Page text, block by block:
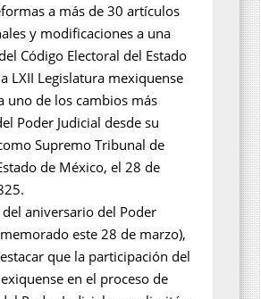
a más de 30 artículos
y modificaciones a una
Código Electoral del Estado
LXII Legislatura mexiquense
uno de los cambios más
Poder Judicial desde su
Supremo Tribunal de
de México, el 28 de
del aniversario del Poder
este 28 de marzo),
que la participación del
en el proceso de